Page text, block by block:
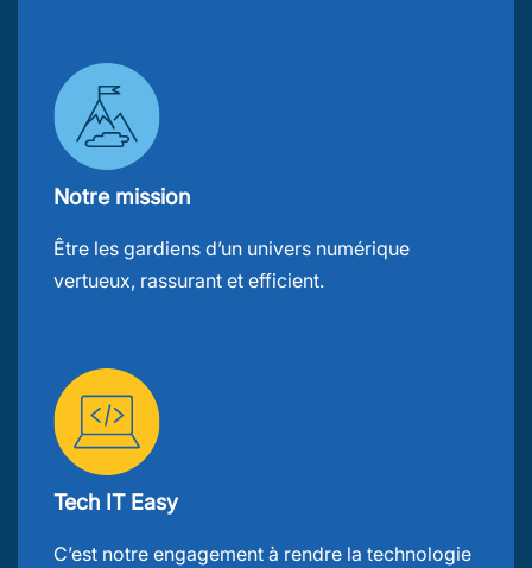
Notre mission
Être les gardiens d’un univers numérique
vertueux, rassurant et efficient.
Tech IT Easy
C’est notre engagement à rendre la technologie